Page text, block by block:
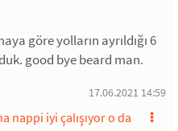
göre yolların ayrıldığı 6
good bye beard man.
17.06.2021 14:59
nappi iyi çalışıyor o da